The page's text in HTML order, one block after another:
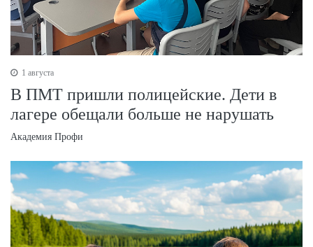
1 августа
В ПМТ пришли полицейские. Дети в
лагере обещали больше не нарушать
Академия Профи